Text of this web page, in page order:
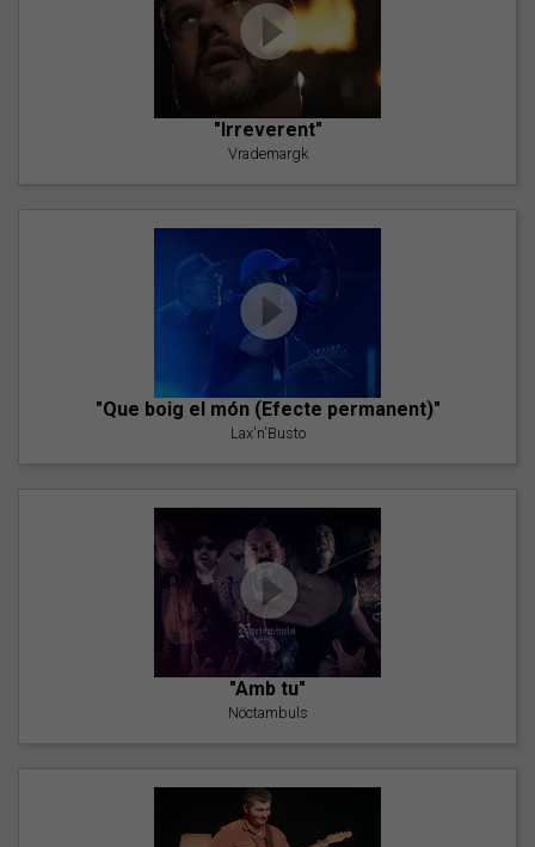
"Irreverent"
Vrademargk
"Que boig el món (Efecte permanent)"
Lax'n'Busto
"Amb tu"
Nöctambuls